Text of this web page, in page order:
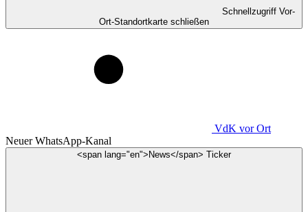
Schnellzugriff Vor-
Ort-Standortkarte schließen
VdK vor Ort
Neuer WhatsApp-Kanal
<span lang="en">News</span> Ticker